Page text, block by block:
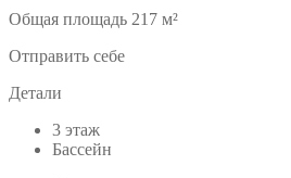
Общая площадь 217 м²
Отправить себе
Детали
3 этаж
Бассейн